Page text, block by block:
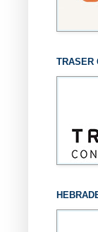
TRASER